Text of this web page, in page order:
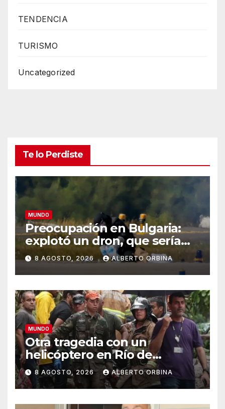
TENDENCIA
TURISMO
Uncategorized
Te lo Perdiste
MUNDO
Preocupación en Bulgaria:
explotó un dron, que sería
ucraniano, cerca de un
gasoducto en la frontera con
Rumania
8 AGOSTO, 2026 ALBERTO ORBINA
MUNDO
Otra tragedia con un
helicóptero en Río de
Janeiro: murieron el piloto,
una abuela, su hija y la nieta
en un vuelo panorámico
8 AGOSTO, 2026 ALBERTO ORBINA